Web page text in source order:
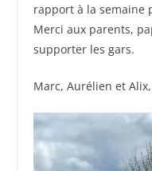
rapport à la semaine
Merci aux parents,
supporter les gars.
Marc, Aurélien et